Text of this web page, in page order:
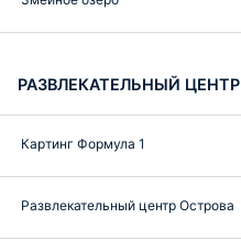
РАЗВЛЕКАТЕЛЬНЫЙ ЦЕНТР
Картинг Формула 1
Развлекательный центр Острова